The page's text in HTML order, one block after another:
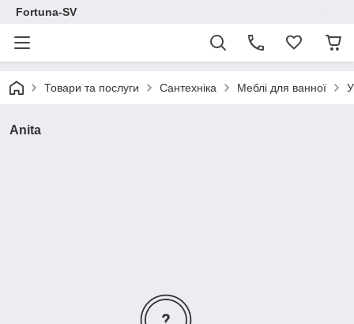
Fortuna-SV
Товари та послуги Сантехніка Меблі для ванної
Anita